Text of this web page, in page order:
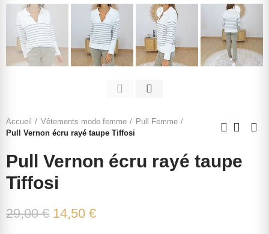
Accueil Vêtements mode femme
Pull Femme
Pull Vernon écru rayé taupe Tiffosi
Pull Vernon écru rayé taupe
Tiffosi
29,00 € 14,50 €